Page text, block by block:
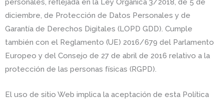
personales, reflejada en la Ley Orgánica 3/2018, de 5 de
diciembre, de Protección de Datos Personales y de
Garantía de Derechos Digitales (LOPD GDD). Cumple
también con el Reglamento (UE) 2016/679 del Parlamento
Europeo y del Consejo de 27 de abril de 2016 relativo a la
protección de las personas físicas (RGPD).
El uso de sitio Web implica la aceptación de esta Política